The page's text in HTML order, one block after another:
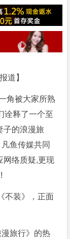
道】
角被大家所熟
诠释了一个至
子的浪漫旅
鱼传媒共同
网络质疑,更现
旅行》的热